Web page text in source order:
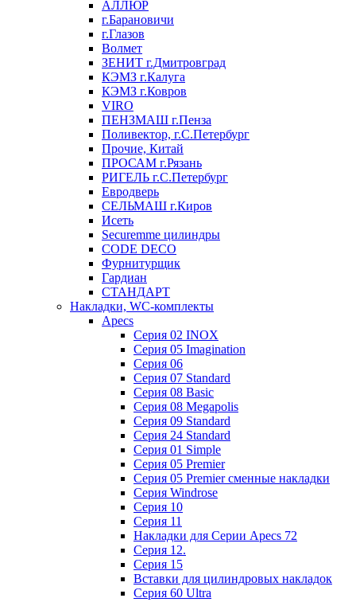
АЛЛЮР
г.Барановичи
г.Глазов
Волмет
ЗЕНИТ г.Дмитровград
КЭМЗ г.Калуга
КЭМЗ г.Ковров
VIRO
ПЕНЗМАШ г.Пенза
Поливектор, г.С.Петербург
Прочие, Китай
ПРОСАМ г.Рязань
РИГЕЛЬ г.С.Петербург
Евродверь
СЕЛЬМАШ г.Киров
Исеть
Securemme цилиндры
CODE DECO
Фурнитурщик
Гардиан
СТАНДАРТ
Накладки, WC-комплекты
Apecs
Cерия 02 INOX
Cерия 05 Imagination
Cерия 06
Cерия 07 Standard
Cерия 08 Basic
Cерия 08 Megapolis
Cерия 09 Standard
Cерия 24 Standard
Серия 01 Simple
Серия 05 Premier
Серия 05 Premier сменные накладки
Cерия Windrose
Серия 10
Серия 11
Накладки для Серии Apecs 72
Серия 12.
Серия 15
Вставки для цилиндровых накладок
Серия 60 Ultra